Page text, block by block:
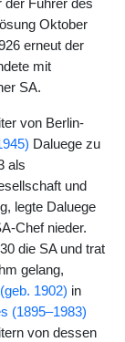
der Führer des
Oktober
erneut der
mit
SA.
von Berlin-
Daluege zu
als
und
legte Daluege
Chef nieder.
die SA und trat
gelang,
1902) in
(1895–1983)
von dessen